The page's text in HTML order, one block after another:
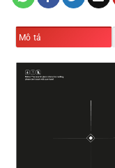
Mô tả